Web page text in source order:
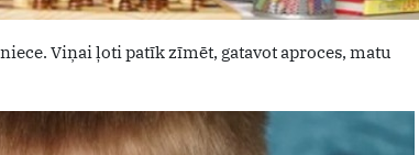
Viņai ļoti patīk zīmēt, gatavot aproces, matu